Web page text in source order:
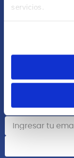
servicios.
Acerca de Nosotros
Suscribete